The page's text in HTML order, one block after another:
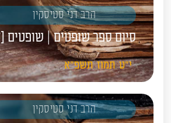
הרב דני סטיסקין
סיום ספר שופטים | שופטים [17]
י"ט תמוז תשפ"א
הרב דני סטיסקין